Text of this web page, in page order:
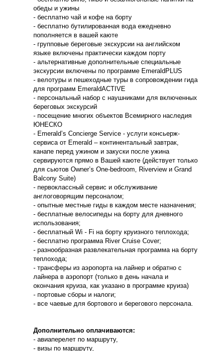
обеды и ужины
- бесплатно чай и кофе на борту
- бесплатно бутилированная вода ежедневно
пополняется в вашей каюте
- групповые береговые экскурсии на английском
языке включены практически каждом порту
- альтернативные дополнительные специальные
экскурсии включены по программе EmeraldPLUS
- велотуры и пешеходные туры в сопровождении гида
для программ EmeraldACTIVE
- персональный набор с наушниками для включенных
береговых экскурсий
- посещение многих объектов Всемирного наследия
ЮНЕСКО
- Emerald’s Concierge Service - услуги консьерж-
сервиса от Emerald – континентальный завтрак,
канапе перед ужином и закуски после ужина
сервируются прямо в Вашей каюте (действует только
для сьютов Owner’s One-bedroom, Riverview и Grand
Balcony Suite)
- первоклассный сервис и обслуживание
англоговорящим персоналом;
- опытные местные гиды в каждом месте назначения;
- бесплатные велосипеды на борту для дневного
использования;
- бесплатный Wi - Fi на борту круизного теплохода;
- бесплатно программа River Cruise Cover;
- разнообразная развлекательная программа на борту
теплохода;
- трансферы из аэропорта на лайнер и обратно с
лайнера в аэропорт (только в день начала и
окончания круиза, как указано в программе круиза)
- портовые сборы и налоги;
- все чаевые для бортового и берегового персонала.
Дополнительно оплачиваются:
- авиаперелет по маршруту,
- визы по маршруту,